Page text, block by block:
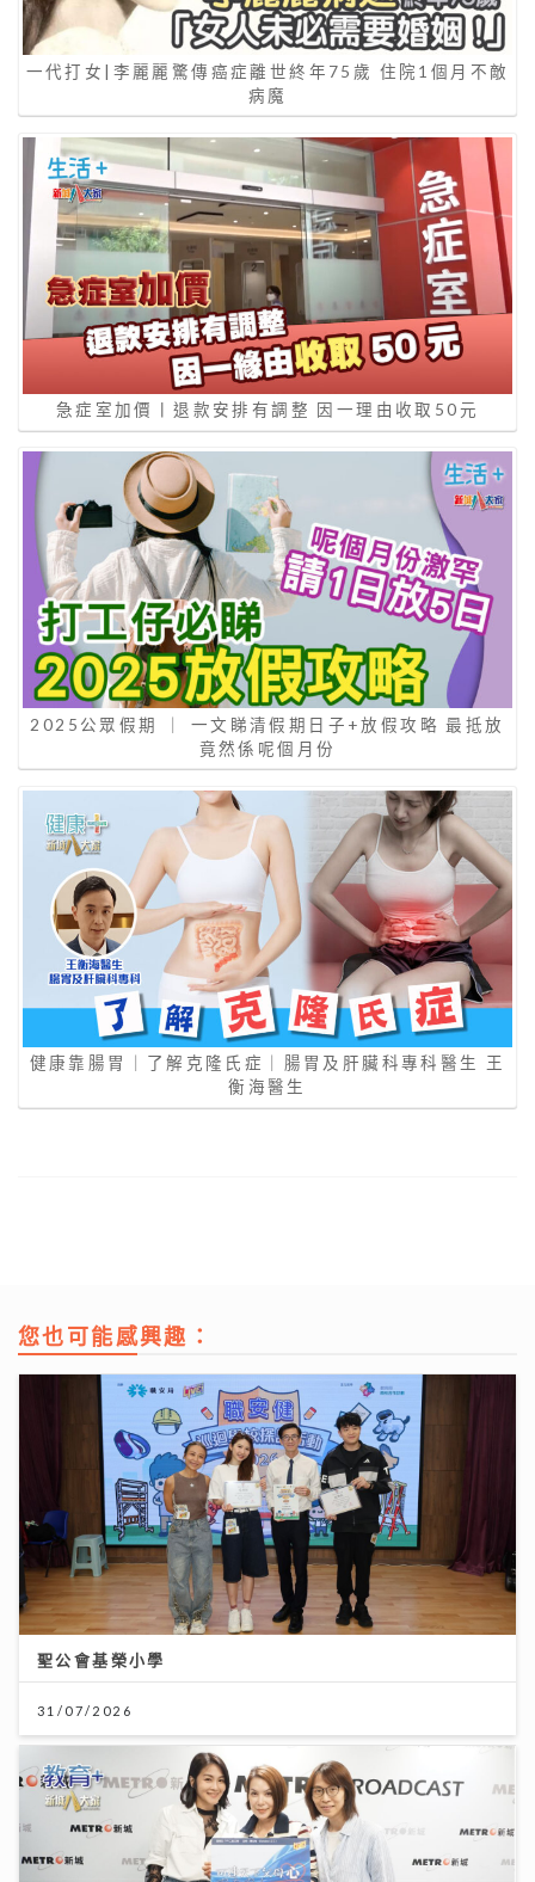
一代打女|李麗麗驚傳癌症離世終年75歲 住院1個月不敵
病魔
急症室加價丨退款安排有調整 因一理由收取50元
2025公眾假期 ｜ 一文睇清假期日子+放假攻略 最抵放
竟然係呢個月份
健康靠腸胃｜了解克隆氏症｜腸胃及肝臟科專科醫生 王
衡海醫生
您也可能感興趣：
聖公會基榮小學
31/07/2026